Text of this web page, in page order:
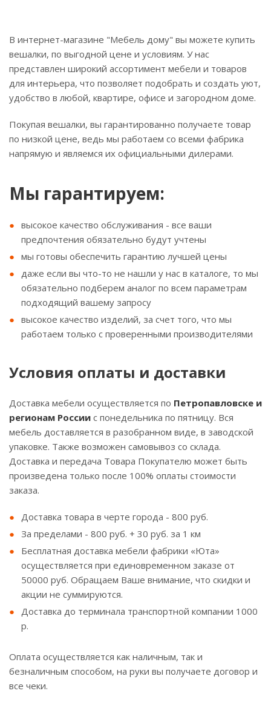
В интернет-магазине "Мебель дому" вы можете купить
вешалки, по выгодной цене и условиям. У нас
представлен широкий ассортимент мебели и товаров
для интерьера, что позволяет подобрать и создать уют,
удобство в любой, квартире, офисе и загородном доме.
Покупая вешалки, вы гарантированно получаете товар
по низкой цене, ведь мы работаем со всеми фабрика
напрямую и являемся их официальными дилерами.
Мы гарантируем:
высокое качество обслуживания - все ваши
предпочтения обязательно будут учтены
мы готовы обеспечить гарантию лучшей цены
даже если вы что-то не нашли у нас в каталоге, то мы
обязательно подберем аналог по всем параметрам
подходящий вашему запросу
высокое качество изделий, за счет того, что мы
работаем только с проверенными производителями
Условия оплаты и доставки
Доставка мебели осуществляется по Петропавловске и
регионам России с понедельника по пятницу. Вся
мебель доставляется в разобранном виде, в заводской
упаковке. Также возможен самовывоз со склада.
Доставка и передача Товара Покупателю может быть
произведена только после 100% оплаты стоимости
заказа.
Доставка товара в черте города - 800 руб.
За пределами - 800 руб. + 30 руб. за 1 км
Бесплатная доставка мебели фабрики «Юта»
осуществляется при единовременном заказе от
50000 руб. Обращаем Ваше внимание, что скидки и
акции не суммируются.
Доставка до терминала транспортной компании 1000
р.
Оплата осуществляется как наличным, так и
безналичным способом, на руки вы получаете договор и
все чеки.